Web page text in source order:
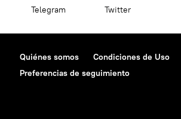
Telegram Twitter
Quiénes somos Condiciones de Uso
Preferencias de seguimiento